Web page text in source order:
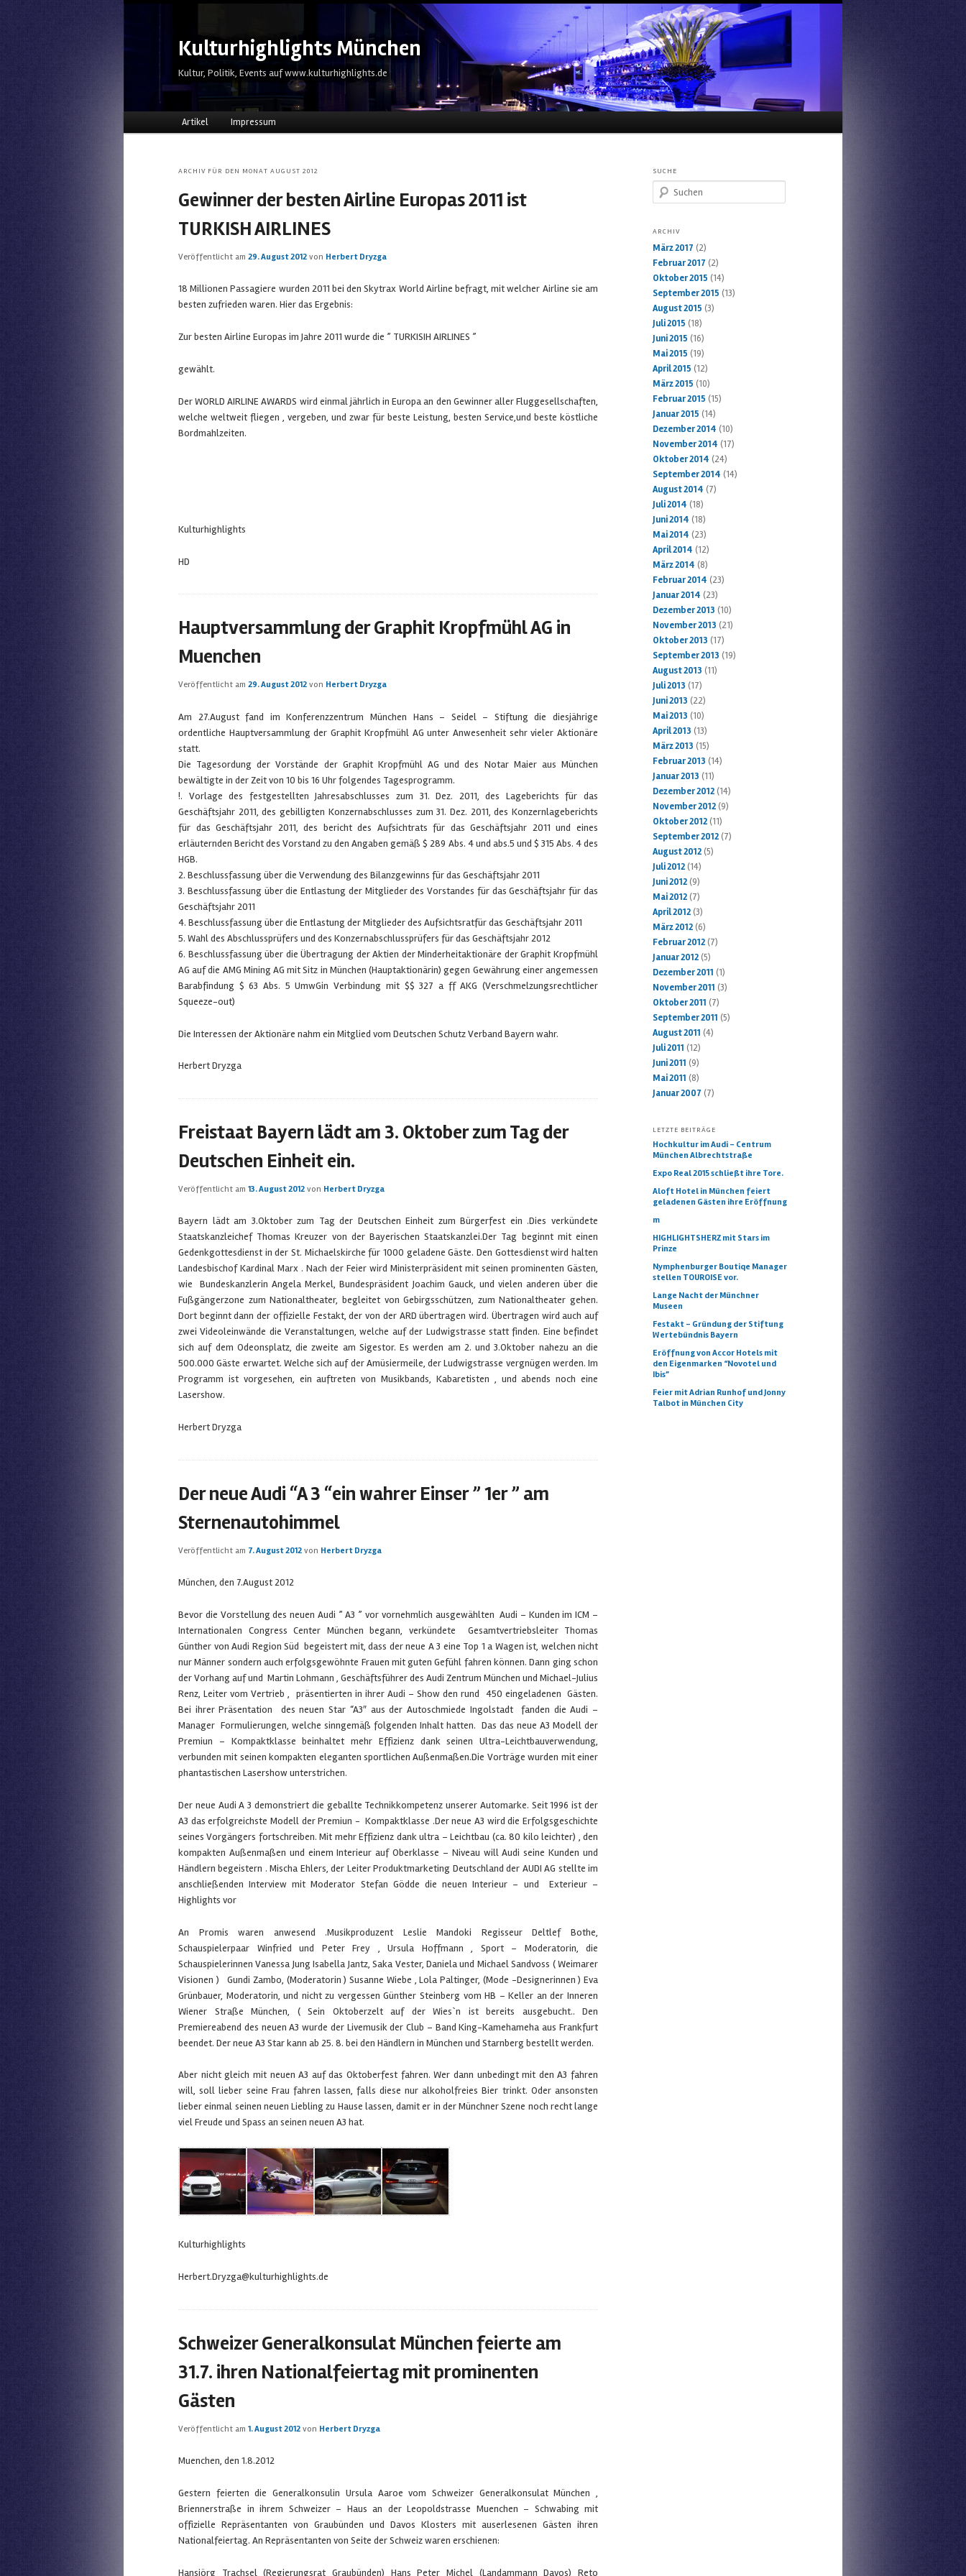
Kulturhighlights München
Kultur, Politik, Events auf www.kulturhighlights.de
Zum Inhalt wechseln
Zum sekundären Inhalt wechseln
Artikel Impressum
ARCHIV FÜR DEN MONAT AUGUST 2012
Gewinner der besten Airline Europas 2011 ist
TURKISH AIRLINES
Veröffentlicht am 29. August 2012 von Herbert Dryzga
18 Millionen Passagiere wurden 2011 bei den Skytrax World Airline befragt, mit welcher Airline sie am
besten zufrieden waren. Hier das Ergebnis:
Zur besten Airline Europas im Jahre 2011 wurde die ” TURKISIH AIRLINES ”
gewählt.
Der WORLD AIRLINE AWARDS wird einmal jährlich in Europa an den Gewinner aller Fluggesellschaften,
welche weltweit fliegen , vergeben, und zwar für beste Leistung, besten Service,und beste köstliche
Bordmahlzeiten.
Kulturhighlights
HD
Hauptversammlung der Graphit Kropfmühl AG in
Muenchen
Veröffentlicht am 29. August 2012 von Herbert Dryzga
Am 27.August fand im Konferenzzentrum München Hans – Seidel – Stiftung die diesjährige
ordentliche Hauptversammlung der Graphit Kropfmühl AG unter Anwesenheit sehr vieler Aktionäre
statt.
Die Tagesordung der Vorstände der Graphit Kropfmühl AG und des Notar Maier aus München
bewältigte in der Zeit von 10 bis 16 Uhr folgendes Tagesprogramm.
!. Vorlage des festgestellten Jahresabschlusses zum 31. Dez. 2011, des Lageberichts für das
Geschäftsjahr 2011, des gebilligten Konzernabschlusses zum 31. Dez. 2011, des Konzernlageberichts
für das Geschäftsjahr 2011, des bericht des Aufsichtrats für das Geschäftsjahr 2011 und eines
erläuternden Bericht des Vorstand zu den Angaben gemäß $ 289 Abs. 4 und abs.5 und $ 315 Abs. 4 des
HGB.
2. Beschlussfassung über die Verwendung des Bilanzgewinns für das Geschäftsjahr 2011
3. Beschlussfassung über die Entlastung der Mitglieder des Vorstandes für das Geschäftsjahr für das
Geschäftsjahr 2011
4. Beschlussfassung über die Entlastung der Mitglieder des Aufsichtsratfür das Geschäftsjahr 2011
5. Wahl des Abschlussprüfers und des Konzernabschlussprüfers für das Geschäftsjahr 2012
6. Beschlussfassung über die Übertragung der Aktien der Minderheitaktionäre der Graphit Kropfmühl
AG auf die AMG Mining AG mit Sitz in München (Hauptaktionärin) gegen Gewährung einer angemessen
Barabfindung $ 63 Abs. 5 UmwGin Verbindung mit $$ 327 a ff AKG (Verschmelzungsrechtlicher
Squeeze-out)
Die Interessen der Aktionäre nahm ein Mitglied vom Deutschen Schutz Verband Bayern wahr.
Herbert Dryzga
Freistaat Bayern lädt am 3. Oktober zum Tag der
Deutschen Einheit ein.
Veröffentlicht am 13. August 2012 von Herbert Dryzga
Bayern lädt am 3.Oktober zum Tag der Deutschen Einheit zum Bürgerfest ein .Dies verkündete
Staatskanzleichef Thomas Kreuzer von der Bayerischen Staatskanzlei.Der Tag beginnt mit einen
Gedenkgottesdienst in der St. Michaelskirche für 1000 geladene Gäste. Den Gottesdienst wird halten
Landesbischof Kardinal Marx . Nach der Feier wird Ministerpräsident mit seinen prominenten Gästen,
wie Bundeskanzlerin Angela Merkel, Bundespräsident Joachim Gauck, und vielen anderen über die
Fußgängerzone zum Nationaltheater, begleitet von Gebirgsschützen, zum Nationaltheater gehen.
Dort beginnt dann der offizielle Festakt, der von der ARD übertragen wird. Übertragen wird auch auf
zwei Videoleinwände die Veranstaltungen, welche auf der Ludwigstrasse statt finden. Eine befindet
sich auf dem Odeonsplatz, die zweite am Sigestor. Es werden am 2. und 3.Oktober nahezu an die
500.000 Gäste erwartet. Welche sich auf der Amüsiermeile, der Ludwigstrasse vergnügen werden. Im
Programm ist vorgesehen, ein auftreten von Musikbands, Kabaretisten , und abends noch eine
Lasershow.
Herbert Dryzga
Der neue Audi “A 3 “ein wahrer Einser ” 1er ” am
Sternenautohimmel
Veröffentlicht am 7. August 2012 von Herbert Dryzga
München, den 7.August 2012
Bevor die Vorstellung des neuen Audi ” A3 ” vor vornehmlich ausgewählten Audi – Kunden im ICM –
Internationalen Congress Center München begann, verkündete Gesamtvertriebsleiter Thomas
Günther von Audi Region Süd begeistert mit, dass der neue A 3 eine Top 1 a Wagen ist, welchen nicht
nur Männer sondern auch erfolgsgewöhnte Frauen mit guten Gefühl fahren können. Dann ging schon
der Vorhang auf und Martin Lohmann , Geschäftsführer des Audi Zentrum München und Michael-Julius
Renz, Leiter vom Vertrieb , präsentierten in ihrer Audi – Show den rund 450 eingeladenen Gästen.
Bei ihrer Präsentation des neuen Star “A3″ aus der Autoschmiede Ingolstadt fanden die Audi –
Manager Formulierungen, welche sinngemäß folgenden Inhalt hatten. Das das neue A3 Modell der
Premiun – Kompaktklasse beinhaltet mehr Effizienz dank seinen Ultra-Leichtbauverwendung,
verbunden mit seinen kompakten eleganten sportlichen Außenmaßen.Die Vorträge wurden mit einer
phantastischen Lasershow unterstrichen.
Der neue Audi A 3 demonstriert die geballte Technikkompetenz unserer Automarke. Seit 1996 ist der
A3 das erfolgreichste Modell der Premiun - Kompaktklasse .Der neue A3 wird die Erfolgsgeschichte
seines Vorgängers fortschreiben. Mit mehr Effizienz dank ultra – Leichtbau (ca. 80 kilo leichter) , den
kompakten Außenmaßen und einem Interieur auf Oberklasse – Niveau will Audi seine Kunden und
Händlern begeistern . Mischa Ehlers, der Leiter Produktmarketing Deutschland der AUDI AG stellte im
anschließenden Interview mit Moderator Stefan Gödde die neuen Interieur – und Exterieur –
Highlights vor
An Promis waren anwesend .Musikproduzent Leslie Mandoki Regisseur Deltlef Bothe,
Schauspielerpaar Winfried und Peter Frey , Ursula Hoffmann , Sport – Moderatorin, die
Schauspielerinnen Vanessa Jung Isabella Jantz, Saka Vester, Daniela und Michael Sandvoss ( Weimarer
Visionen ) Gundi Zambo, (Moderatorin ) Susanne Wiebe , Lola Paltinger, (Mode -Designerinnen ) Eva
Grünbauer, Moderatorin, und nicht zu vergessen Günther Steinberg vom HB – Keller an der Inneren
Wiener Straße München, ( Sein Oktoberzelt auf der Wies`n ist bereits ausgebucht.. Den
Premiereabend des neuen A3 wurde der Livemusik der Club – Band King-Kamehameha aus Frankfurt
beendet. Der neue A3 Star kann ab 25. 8. bei den Händlern in München und Starnberg bestellt werden.
Aber nicht gleich mit neuen A3 auf das Oktoberfest fahren. Wer dann unbedingt mit den A3 fahren
will, soll lieber seine Frau fahren lassen, falls diese nur alkoholfreies Bier trinkt. Oder ansonsten
lieber einmal seinen neuen Liebling zu Hause lassen, damit er in der Münchner Szene noch recht lange
viel Freude und Spass an seinen neuen A3 hat.
Kulturhighlights
Herbert.Dryzga@kulturhighlights.de
Schweizer Generalkonsulat München feierte am
31.7. ihren Nationalfeiertag mit prominenten
Gästen
Veröffentlicht am 1. August 2012 von Herbert Dryzga
Muenchen, den 1.8.2012
Gestern feierten die Generalkonsulin Ursula Aaroe vom Schweizer Generalkonsulat München ,
Briennerstraße in ihrem Schweizer – Haus an der Leopoldstrasse Muenchen – Schwabing mit
offizielle Repräsentanten von Graubünden und Davos Klosters mit auserlesenen Gästen ihren
Nationalfeiertag. An Repräsentanten von Seite der Schweiz waren erschienen:
Hansjörg Trachsel (Regierungsrat Graubünden) Hans Peter Michel (Landammann Davos) Reto
SUCHE
Suchen
ARCHIV
März 2017 (2)
Februar 2017 (2)
Oktober 2015 (14)
September 2015 (13)
August 2015 (3)
Juli 2015 (18)
Juni 2015 (16)
Mai 2015 (19)
April 2015 (12)
März 2015 (10)
Februar 2015 (15)
Januar 2015 (14)
Dezember 2014 (10)
November 2014 (17)
Oktober 2014 (24)
September 2014 (14)
August 2014 (7)
Juli 2014 (18)
Juni 2014 (18)
Mai 2014 (23)
April 2014 (12)
März 2014 (8)
Februar 2014 (23)
Januar 2014 (23)
Dezember 2013 (10)
November 2013 (21)
Oktober 2013 (17)
September 2013 (19)
August 2013 (11)
Juli 2013 (17)
Juni 2013 (22)
Mai 2013 (10)
April 2013 (13)
März 2013 (15)
Februar 2013 (14)
Januar 2013 (11)
Dezember 2012 (14)
November 2012 (9)
Oktober 2012 (11)
September 2012 (7)
August 2012 (5)
Juli 2012 (14)
Juni 2012 (9)
Mai 2012 (7)
April 2012 (3)
März 2012 (6)
Februar 2012 (7)
Januar 2012 (5)
Dezember 2011 (1)
November 2011 (3)
Oktober 2011 (7)
September 2011 (5)
August 2011 (4)
Juli 2011 (12)
Juni 2011 (9)
Mai 2011 (8)
Januar 2007 (7)
LETZTE BEITRÄGE
Hochkultur im Audi – Centrum
München Albrechtstraße
Expo Real 2015 schließt ihre Tore.
Aloft Hotel in München feiert
geladenen Gästen ihre Eröffnung
m
HIGHLIGHTSHERZ mit Stars im
Prinze
Nymphenburger Boutiqe Manager
stellen TOUROISE vor.
Lange Nacht der Münchner
Museen
Festakt – Gründung der Stiftung
Wertebündnis Bayern
Eröffnung von Accor Hotels mit
den Eigenmarken “Novotel und
Ibis”
Feier mit Adrian Runhof und Jonny
Talbot in München City